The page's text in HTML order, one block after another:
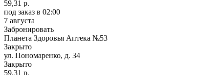
59,31 р.
под заказ в 02:00
7 августа
Забронировать
Планета Здоровья Аптека №53
Закрыто
ул. Пономаренко, д. 34
Закрыто
59,31 р.